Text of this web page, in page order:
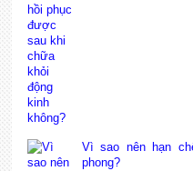
Vì sao nên hạn
phong?